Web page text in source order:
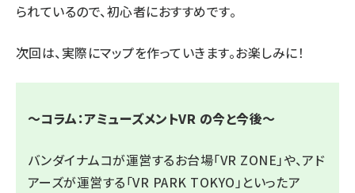
られているので、初心者におすすめです。
次回は、実際にマップを作っていきます。お楽しみに！
～コラム：アミューズメントVR の今と今後～
バンダイナムコが運営するお台場「VR ZONE」や、アド
アーズが運営する「VR PARK TOKYO」といったア